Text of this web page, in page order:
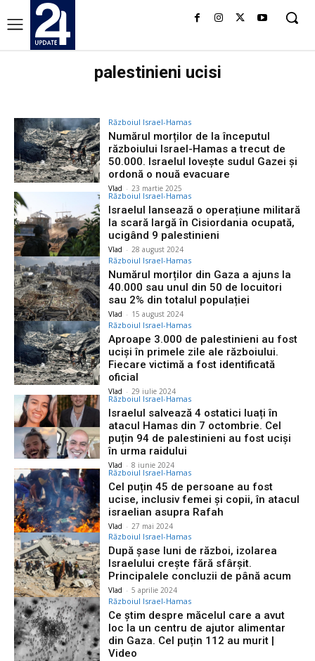
palestinieni ucisi
Războiul Israel-Hamas
Numărul morților de la începutul
războiului Israel-Hamas a trecut de
50.000. Israelul lovește sudul Gazei și
ordonă o nouă evacuare
Vlad - 23 martie 2025
Războiul Israel-Hamas
Israelul lansează o operațiune militară
la scară largă în Cisiordania ocupată,
ucigând 9 palestinieni
Vlad - 28 august 2024
Războiul Israel-Hamas
Numărul morților din Gaza a ajuns la
40.000 sau unul din 50 de locuitori
sau 2% din totalul populației
Vlad - 15 august 2024
Războiul Israel-Hamas
Aproape 3.000 de palestinieni au fost
uciși în primele zile ale războiului.
Fiecare victimă a fost identificată
oficial
Vlad - 29 iulie 2024
Războiul Israel-Hamas
Israelul salvează 4 ostatici luați în
atacul Hamas din 7 octombrie. Cel
puțin 94 de palestinieni au fost uciși
în urma raidului
Vlad - 8 iunie 2024
Războiul Israel-Hamas
Cel puțin 45 de persoane au fost
ucise, inclusiv femei și copii, în atacul
israelian asupra Rafah
Vlad - 27 mai 2024
Războiul Israel-Hamas
După șase luni de război, izolarea
Israelului crește fără sfârșit.
Principalele concluzii de până acum
Vlad - 5 aprilie 2024
Războiul Israel-Hamas
Ce știm despre măcelul care a avut
loc la un centru de ajutor alimentar
din Gaza. Cel puțin 112 au murit |
Video